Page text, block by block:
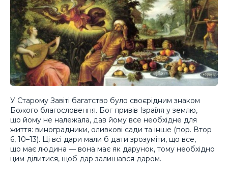
У Старому Завіті багатство було своєрідним знаком
Божого благословення. Бог привів Ізраїля у землю,
що йому не належала, дав йому все необхідне для
життя: виноградники, оливкові сади та інше (пор. Втор
6, 10–13). Ці всі дари мали б дати зрозуміти, що все,
що має людина — вона має як дарунок, тому необхідно
цим ділитися, щоб дар залишався даром.